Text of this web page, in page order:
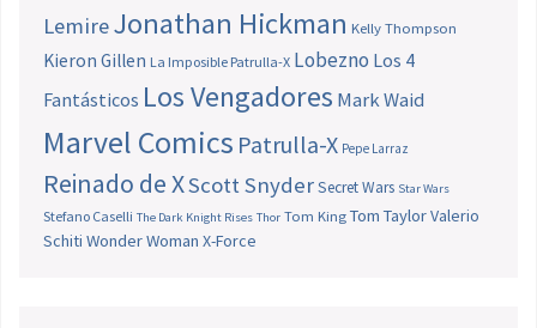
LemireJonathan Hickman Kelly Thompson
Kieron Gillen La Imposible Patrulla-X Lobezno Los 4
Fantásticos Los Vengadores Mark Waid
Marvel Comics Patrulla-X Pepe Larraz
Reinado de XScott SnyderSecret Wars Star Wars
Stefano Caselli The Dark Knight Rises Thor Tom King Tom TaylorValerio
Schiti Wonder Woman X-Force